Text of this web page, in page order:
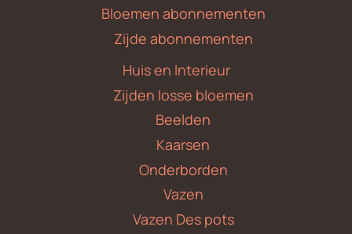
Bloemen abonnementen
Zijde abonnementen
Huis en Interieur
Zijden losse bloemen
Beelden
Kaarsen
Onderborden
Vazen
Vazen Des pots